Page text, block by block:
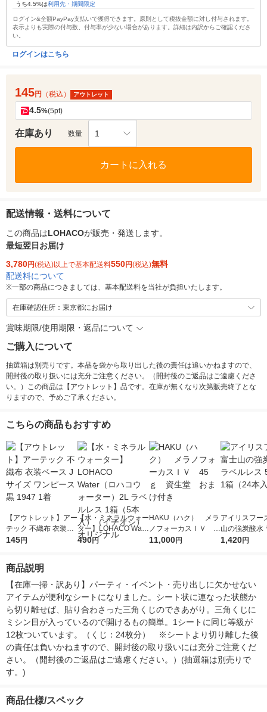
うち4.5%は利用先・期間限定
ログイン&全額PayPay支払いで獲得できます。原則として税抜金額に対し付与されます。
表示よりも実際の付与数、付与率が少ない場合があります。詳細は内訳からご確認くださ
い。
ログインはこちら
145円 （税込） アウトレット
4.5%(5pt)
在庫あり 数量 1
カートに入れる
配送情報・送料について
この商品はLOHACOが販売・発送します。
最短翌日お届け
3,780円(税込)以上で基本配送料550円(税込)無料
配送料について
※一部の商品につきましては、基本配送料を当社が負担いたします。
在庫確認住所：東京都にお届け
賞味期限/使用期限・返品について
ご購入について
抽選箱は別売りです。本品を袋から取り出した後の責任は追いかねますので、
開封後の取り扱いには充分ご注意ください。（開封後のご返品はご遠慮くださ
い。）この商品は【アウトレット】品です。在庫が無くなり次第販売終了とな
りますので、予めご了承ください。
こちらの商品もおすすめ
【アウトレット】アー
テック 不織布 衣装ベ
ース Jサイズ ワンピー
145円
【水・ミネラルウォー
ター】LOHACO Wate
r（ロハコウォータ
490円
HAKU（ハク） メラ
ノフォーカスＩＶ 4
5ｇ 資生堂 おまけ
11,000円
アイリスフー
山の強炭酸水
レス 500ml 1
1,420円
商品説明
【在庫一掃・訳あり】パーティ・イベント・売り出しに欠かせない
アイテムが便利なシートになりました。シート状に連なった状態か
ら切り離せば、貼り合わさった三角くじのできあがり。三角くじに
ミシン目が入っているので開けるもの簡単。1シートに同じ等級が
12枚ついています。（くじ：24枚分）　※シートより切り離した後
の責任は負いかねますので、開封後の取り扱いには充分ご注意くだ
さい。（開封後のご返品はご遠慮ください。）(抽選箱は別売りで
す。)
商品仕様/スペック